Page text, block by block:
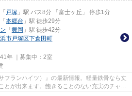
「 戸塚 」駅 バス8分 「富士ヶ丘」 停歩1分
「 本郷台 」駅 徒歩29分
「 舞岡 」駅 徒歩42分
市戸塚区下倉田町
年 ｜募集中： 2室
フランハイツ）』の最新情報。軽量鉄骨なら丈
とが出来ます。飽きることのない充実のチャン